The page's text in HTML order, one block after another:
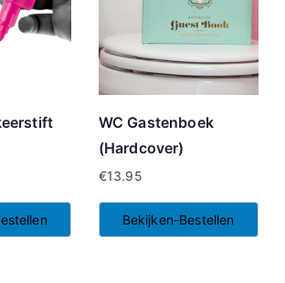
WC Gastenboek
(Hardcover)
€13.95
Bekijken-Bestellen